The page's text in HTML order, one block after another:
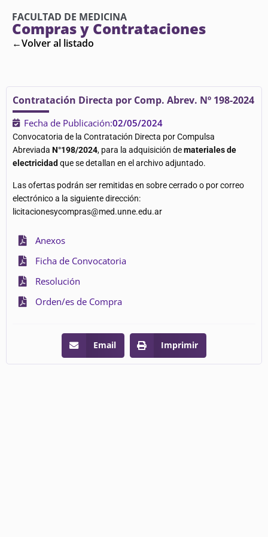
FACULTAD DE MEDICINA
Compras y Contrataciones
←Volver al listado
Contratación Directa por Comp. Abrev. Nº 198-2024
Fecha de Publicación:02/05/2024
Convocatoria de la Contratación Directa por Compulsa
Abreviada N°198/2024, para la adquisición demateriales de
electricidad que se detallan en el archivo adjuntado.
Las ofertas podrán ser remitidas en sobre cerrado o por correo
electrónico a la siguiente dirección:
licitacionesycompras@med.unne.edu.ar
Anexos
Ficha de Convocatoria
Resolución
Orden/es de Compra
Email Imprimir